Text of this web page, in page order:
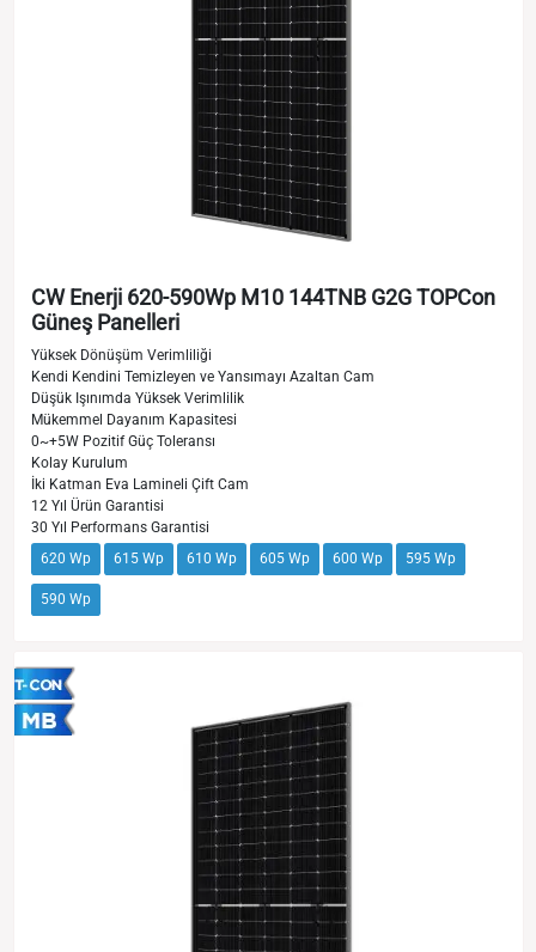
CW Enerji 620-590Wp M10 144TNB G2G TOPCon
Güneş Panelleri
Yüksek Dönüşüm Verimliliği
Kendi Kendini Temizleyen ve Yansımayı Azaltan Cam
Düşük Işınımda Yüksek Verimlilik
Mükemmel Dayanım Kapasitesi
0~+5W Pozitif Güç Toleransı
Kolay Kurulum
İki Katman Eva Lamineli Çift Cam
12 Yıl Ürün Garantisi
30 Yıl Performans Garantisi
620 Wp
615 Wp 610 Wp 605 Wp 600 Wp 595 Wp
590 Wp